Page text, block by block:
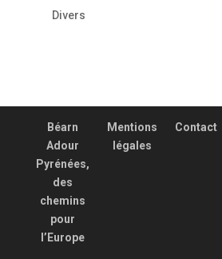
Divers
Béarn
Adour
Pyrénées,
des
chemins
pour
l’Europe
Mentions
légales
Contact